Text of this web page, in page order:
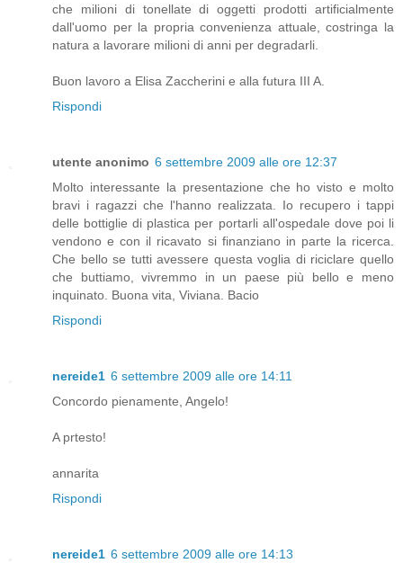
che milioni di tonellate di oggetti prodotti artificialmente
dall'uomo per la propria convenienza attuale, costringa la
natura a lavorare milioni di anni per degradarli.
Buon lavoro a Elisa Zaccherini e alla futura III A.
Rispondi
utente anonimo 6 settembre 2009 alle ore 12:37
Molto interessante la presentazione che ho visto e molto
bravi i ragazzi che l'hanno realizzata. Io recupero i tappi
delle bottiglie di plastica per portarli all'ospedale dove poi li
vendono e con il ricavato si finanziano in parte la ricerca.
Che bello se tutti avessere questa voglia di riciclare quello
che buttiamo, vivremmo in un paese più bello e meno
inquinato. Buona vita, Viviana. Bacio
Rispondi
nereide1 6 settembre 2009 alle ore 14:11
Concordo pienamente, Angelo!
A prtesto!
annarita
Rispondi
nereide1 6 settembre 2009 alle ore 14:13